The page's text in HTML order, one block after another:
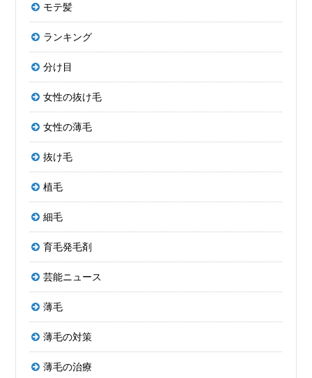
モテ髪
ランキング
分け目
女性の抜け毛
女性の薄毛
抜け毛
植毛
細毛
育毛発毛剤
芸能ニュース
薄毛
薄毛の対策
薄毛の治療